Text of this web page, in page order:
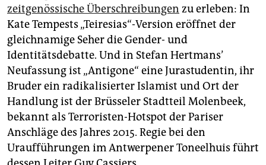
zeitgenössische Überschreibungen zu erleben: In
Kate Tempests „Teiresias“-Version eröffnet der
gleichnamige Seher die Gender- und
Identitätsdebatte. Und in Stefan Hertmans’
Neufassung ist „Antigone“ eine Jurastudentin, ihr
Bruder ein radikalisierter Islamist und Ort der
Handlung ist der Brüsseler Stadtteil Molenbeek,
bekannt als Terroristen-Hotspot der Pariser
Anschläge des Jahres 2015. Regie bei den
Uraufführungen im Antwerpener Toneelhuis führt